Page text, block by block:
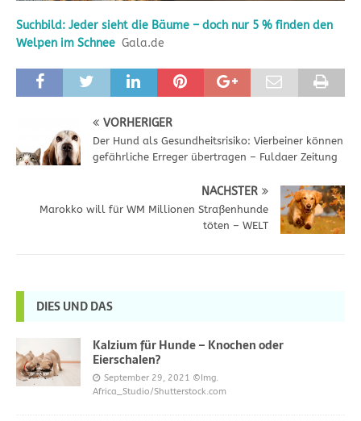
Suchbild: Jeder sieht die Bäume – doch nur 5 % finden den
Welpen im Schnee Gala.de
VORHERIGER
Der Hund als Gesundheitsrisiko: Vierbeiner können
gefährliche Erreger übertragen – Fuldaer Zeitung
NÄCHSTER
Marokko will für WM Millionen Straßenhunde
töten – WELT
DIES UND DAS
Kalzium für Hunde – Knochen oder
Eierschalen?
September 29, 2021 ©Img.
Africa_Studio/Shutterstock.com